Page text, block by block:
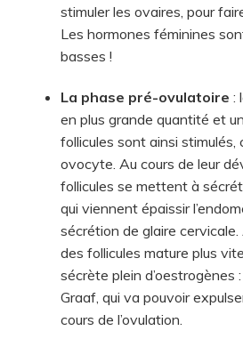
stimuler les ovaires, pour
Les hormones féminines
basses !
La phase pré-ovulatoire :
en plus grande quantité et
follicules sont ainsi
ovocyte. Au cours de leur
follicules se mettent à
qui viennent épaissir
sécrétion de glaire cervicale.
des follicules mature plus
sécrète plein d’oestrogènes
Graaf, qui va pouvoir
cours de l’ovulation.